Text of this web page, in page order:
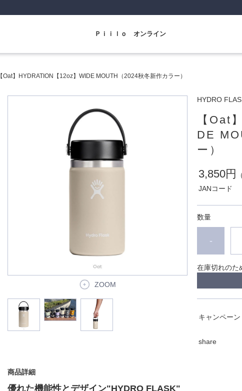
Ｐｉｉｌｏ オンライン
【Oat】HYDRATION【12oz】WIDE MOUTH（2024秋冬新作カラー）
ZOOM
HYDRO
【Oat
DE
ー）
3,850円
JANコード
数量
-
在庫切れのた
キャンペーン
share
商品詳細
優れた機能性とデザイン"HYDRO FLASK"